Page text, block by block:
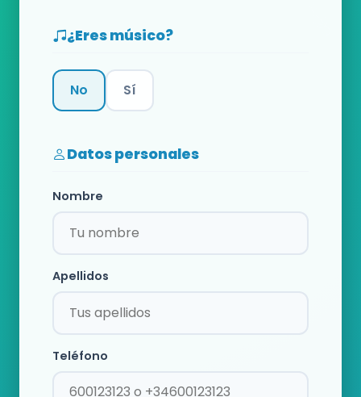
¿Eres músico?
No Sí
Datos personales
Nombre
Apellidos
Teléfono